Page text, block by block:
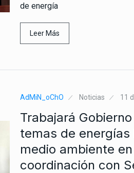
de energía
Leer Más
AdMiN_oChO Noticias 11
Trabajará
temas de energías
medio ambiente en
coordinación con